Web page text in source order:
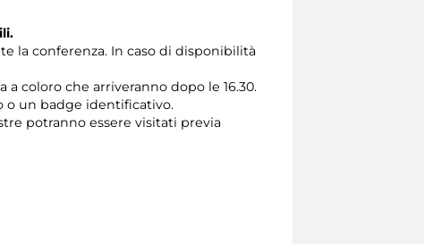
la conferenza. In caso di disponibilità
a coloro che arriveranno dopo le 16.30.
o un badge identificativo.
potranno essere visitati previa